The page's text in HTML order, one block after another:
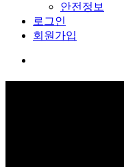
안전정보
로그인
회원가입